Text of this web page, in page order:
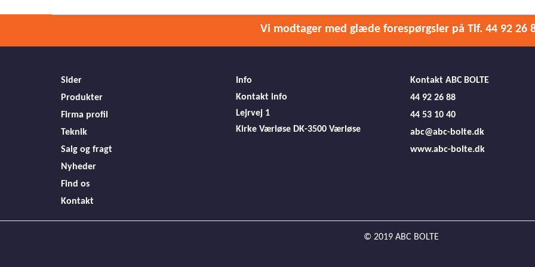
Vi modtager med glæde forespørgsler på Tlf. 44 92 26
Sider
Produkter
Firma profil
Teknik
Salg og fragt
Nyheder
Find os
Kontakt
Info
Kontakt info
Lejrvej 1
Kirke Værløse DK-3500 Værløse
Kontakt ABC BOLTE
44 92 26 88
44 53 10 40
abc@abc-bolte.dk
www.abc-bolte.dk
© 2019 ABC BOLTE